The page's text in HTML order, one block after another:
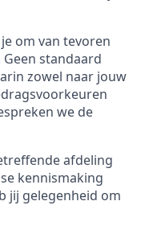
om van tevoren
standaard
zowel naar jouw
we de
afdeling
kennismaking
jij gelegenheid om